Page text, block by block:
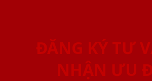
ĐĂNG KÝ TƯ
NHẬN ƯU